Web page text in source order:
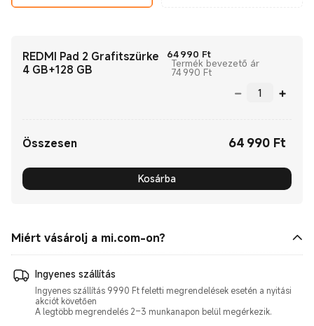
REDMI Pad 2 Grafitszürke
4 GB+128 GB
64 990 FtCurrent Price
Termék bevezető ár
74 990 Ft
Összesen 64 990 Ft
Kosárba
Miért vásárolj a mi.com-on?
Ingyenes szállítás
Ingyenes szállítás 9990 Ft feletti megrendelések esetén a nyitási
akciót követően
A legtöbb megrendelés 2–3 munkanapon belül megérkezik.